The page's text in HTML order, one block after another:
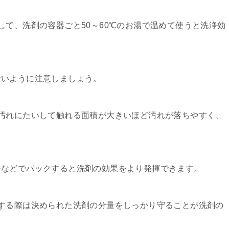
て、洗剤の容器ごと50～60℃のお湯で温めて使うと洗浄効
ように注意しましょう。
にたいして触れる面積が大きいほど汚れが落ちやすく、
どでパックすると洗剤の効果をより発揮できます。
る際は決められた洗剤の分量をしっかり守ることが洗剤の